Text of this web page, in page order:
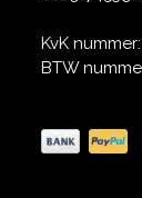
KvK
BTW